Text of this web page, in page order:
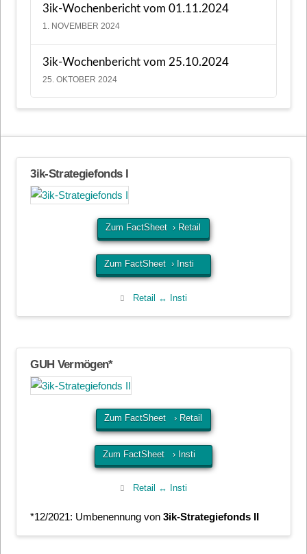
3ik-Wochenbericht vom 01.11.2024
1. NOVEMBER 2024
3ik-Wochenbericht vom 25.10.2024
25. OKTOBER 2024
3ik-Strategiefonds I
Zum FactSheet › Retail
Zum FactSheet › Insti
Retail ↔ Insti
GUH Vermögen*
Zum FactSheet › Retail
Zum FactSheet › Insti
Retail ↔ Insti
*12/2021: Umbenennung von3ik-Strategiefonds II